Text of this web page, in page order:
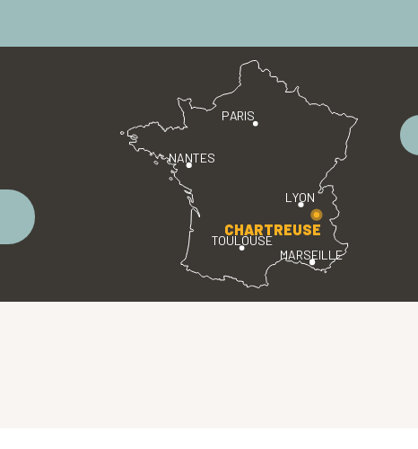
PARIS
LYON
TOULOUSE
MARSEILLE
NANTES
CHARTREUSE